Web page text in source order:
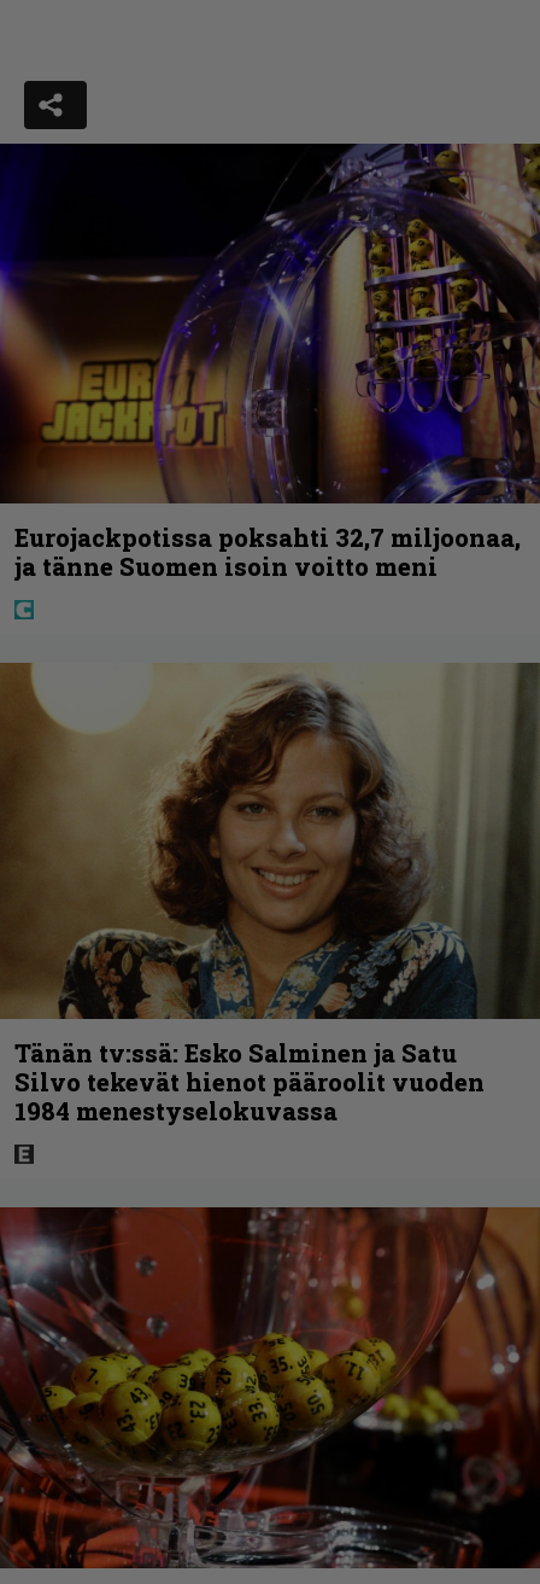
Eurojackpotissa poksahti 32,7 miljoonaa,
ja tänne Suomen isoin voitto meni
Tänän tv:ssä: Esko Salminen ja Satu
Silvo tekevät hienot pääroolit vuoden
1984 menestyselokuvassa